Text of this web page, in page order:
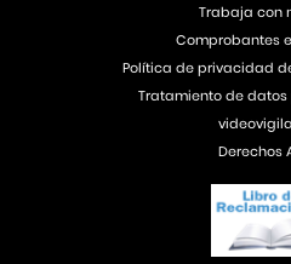
Trabaja con
Comprobantes
Política de privacidad
Tratamiento de
Derechos